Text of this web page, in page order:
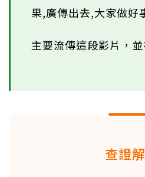
果,廣傳出去,大家做好
主要流傳這段影片，
查證